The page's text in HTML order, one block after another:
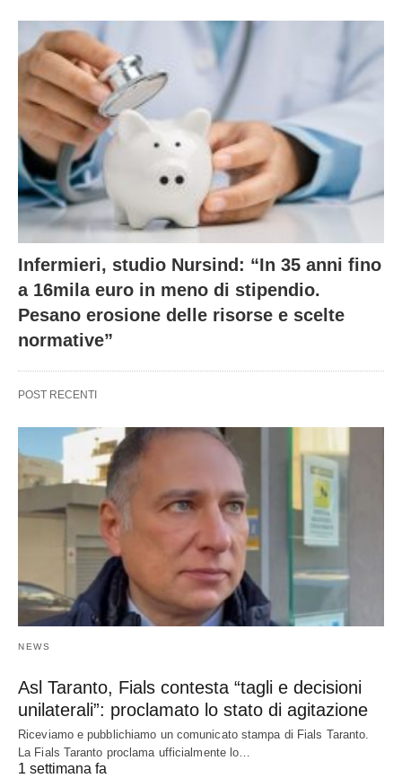
Infermieri, studio Nursind: “In 35 anni fino
a 16mila euro in meno di stipendio.
Pesano erosione delle risorse e scelte
normative”
POST RECENTI
NEWS
Asl Taranto, Fials contesta “tagli e decisioni
unilaterali”: proclamato lo stato di agitazione
Riceviamo e pubblichiamo un comunicato stampa di Fials Taranto.
La Fials Taranto proclama ufficialmente lo…
1 settimana fa